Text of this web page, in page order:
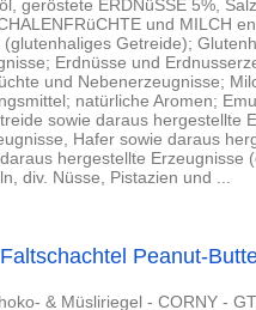
geröstete ERDNüSSE 5%,
und MILCH
Getreide);
Erdnüsse und
und Nebenerzeugnisse;
natürliche Aromen;
sowie daraus hergestellte
Hafer sowie daraus
hergestellte Erzeugnisse
div. Nüsse, Pistazien und ...
Peanut-
& Müsliriegel - CORNY -